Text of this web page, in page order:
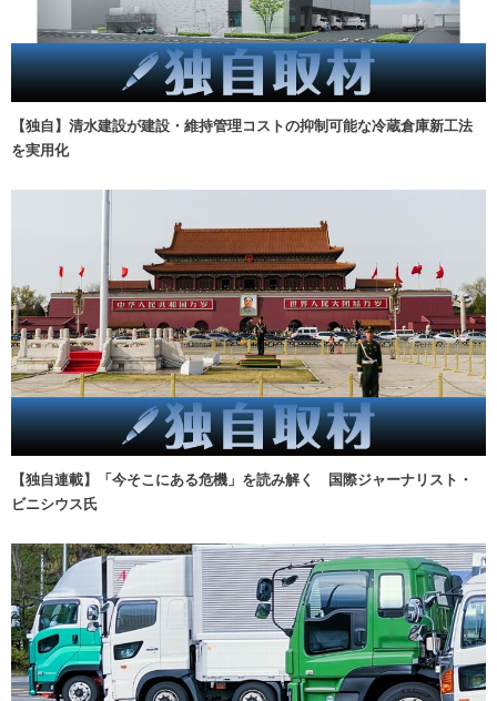
【独自】清水建設が建設・維持管理コストの抑制可能な冷蔵倉庫新工法
を実用化
【独自連載】「今そこにある危機」を読み解く 国際ジャーナリスト・
ビニシウス氏